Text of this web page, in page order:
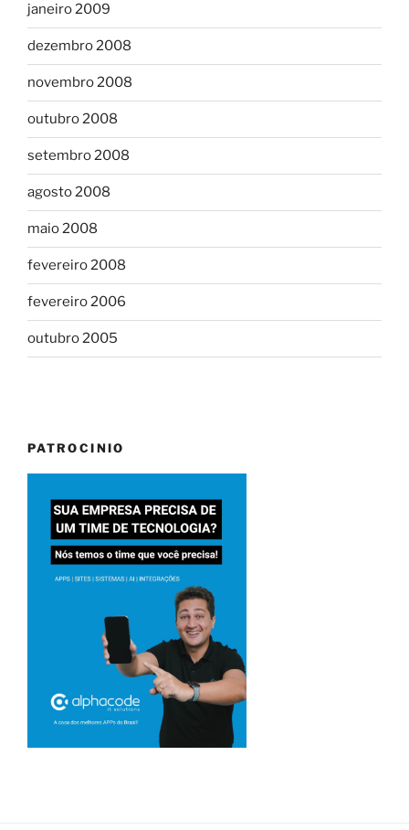
janeiro 2009
dezembro 2008
novembro 2008
outubro 2008
setembro 2008
agosto 2008
maio 2008
fevereiro 2008
fevereiro 2006
outubro 2005
PATROCINIO